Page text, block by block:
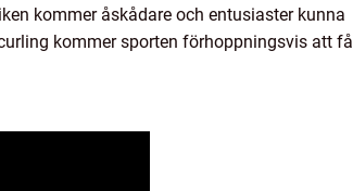
kommer åskådare och entusiaster kunna
kommer sporten förhoppningsvis att få